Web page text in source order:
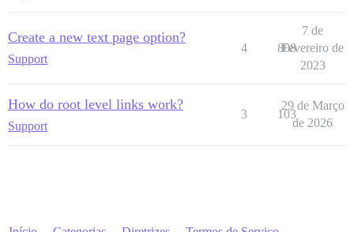
Create a new text page option?
Support
4 808
7 de
Fevereiro de
2023
How do root level links work?
Support
3 103
29 de Março
de 2026